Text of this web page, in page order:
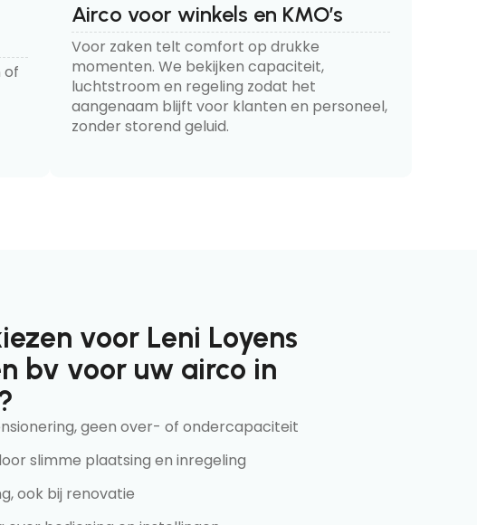
of
Airco voor winkels en KMO’s
Voor zaken telt comfort op drukke
momenten. We bekijken capaciteit,
luchtstroom en regeling zodat het
aangenaam blijft voor klanten en personeel,
zonder storend geluid.
voor Leni Loyens
bv voor uw airco in
geen over- of ondercapaciteit
slimme plaatsing en inregeling
ook bij renovatie